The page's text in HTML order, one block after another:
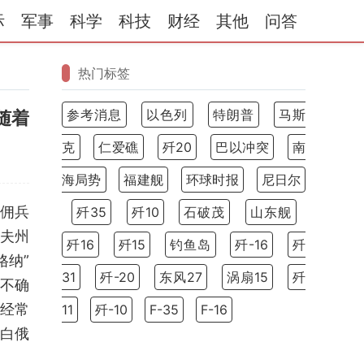
军事 科学 科技 财经 其他 问答
着
兵
州
纳”
确
常
俄
热门标签
参考消息 以色列 特朗普
马斯
克
仁爱礁 歼20 巴以冲突
南
海局势
福建舰 环球时报
尼日尔
歼35
歼10 石破茂
山东舰
歼16
歼15 钓鱼岛 歼-16
歼
31
歼-20 东风27 涡扇15
歼
11
歼-10 F-35 F-16